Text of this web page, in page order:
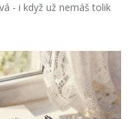
- i když už nemáš tolik